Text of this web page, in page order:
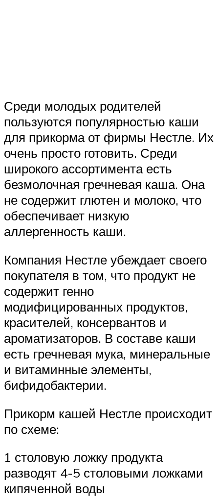
Среди молодых родителей
пользуются популярностью каши
для прикорма от фирмы Нестле. Их
очень просто готовить. Среди
широкого ассортимента есть
безмолочная гречневая каша. Она
не содержит глютен и молоко, что
обеспечивает низкую
аллергенность каши.
Компания Нестле убеждает своего
покупателя в том, что продукт не
содержит генно
модифицированных продуктов,
красителей, консервантов и
ароматизаторов. В составе каши
есть гречневая мука, минеральные
и витаминные элементы,
бифидобактерии.
Прикорм кашей Нестле происходит
по схеме:
1 столовую ложку продукта
разводят 4-5 столовыми ложками
кипяченной воды